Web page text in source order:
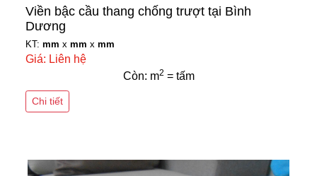
Viền bậc cầu thang chống trượt tại Bình
Dương
KT: mm x mm x mm
Giá: Liên hệ
Còn: m2 = tấm
Chi tiết